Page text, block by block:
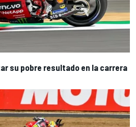
su pobre resultado en la carrera